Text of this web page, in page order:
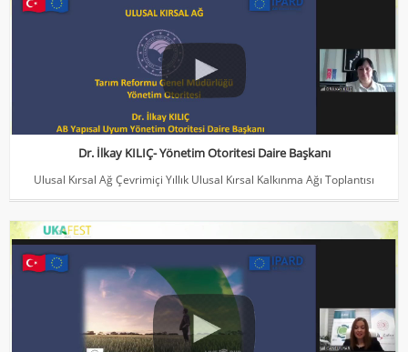
Ulusal Kırsal Ağ Çevrimiçi Yıllık Ulusal Kırsal Kalkınma Ağı Toplantısı
Dr. İlkay KILIÇ- Yönetim Otoritesi Daire Başkanı
Ulusal Kırsal Ağ Çevrimiçi Yıllık Ulusal Kırsal Kalkınma Ağı Toplantısı
Tarımsal ve Kırsal Kalkınma Operasyonel Gruplar
Horizon2020 - Cansu UYAR- Zafer Kalkınma Ajansı